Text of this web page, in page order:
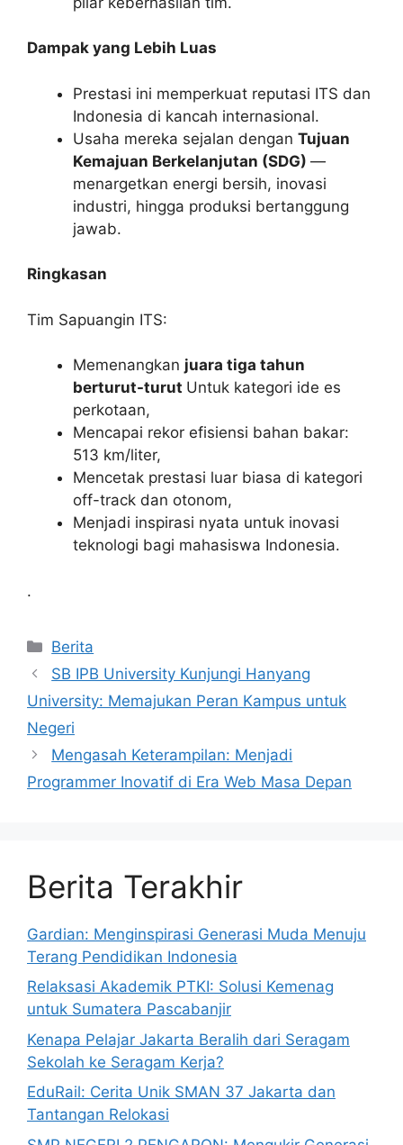
Dampak yang Lebih Luas
Prestasi ini memperkuat reputasi ITS dan
Indonesia di kancah internasional.
Usaha mereka sejalan dengan Tujuan
Kemajuan Berkelanjutan (SDG) —
menargetkan energi bersih, inovasi
industri, hingga produksi bertanggung
jawab.
Ringkasan
Tim Sapuangin ITS:
Memenangkan juara tiga tahun
berturut-turut Untuk kategori ide es
perkotaan,
Mencapai rekor efisiensi bahan bakar:
513 km/liter,
Mencetak prestasi luar biasa di kategori
off-track dan otonom,
Menjadi inspirasi nyata untuk inovasi
teknologi bagi mahasiswa Indonesia.
.
Kategori
Berita
SB IPB University Kunjungi Hanyang
University: Memajukan Peran Kampus untuk
Negeri
Mengasah Keterampilan: Menjadi
Programmer Inovatif di Era Web Masa Depan
Berita Terakhir
Gardian: Menginspirasi Generasi Muda Menuju
Terang Pendidikan Indonesia
Relaksasi Akademik PTKI: Solusi Kemenag
untuk Sumatera Pascabanjir
Kenapa Pelajar Jakarta Beralih dari Seragam
Sekolah ke Seragam Kerja?
EduRail: Cerita Unik SMAN 37 Jakarta dan
Tantangan Relokasi